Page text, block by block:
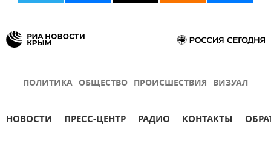
ПОЛИТИКА ОБЩЕСТВО ПРОИСШЕСТВИЯ ВИЗУАЛ
НОВОСТИ ПРЕСС-ЦЕНТР РАДИО КОНТАКТЫ